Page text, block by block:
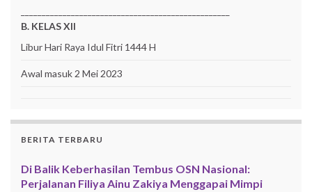
B. KELAS XII
Libur Hari Raya Idul Fitri 1444 H
Awal masuk 2 Mei 2023
BERITA TERBARU
Di Balik Keberhasilan Tembus OSN Nasional:
Perjalanan Filiya Ainu Zakiya Menggapai Mimpi